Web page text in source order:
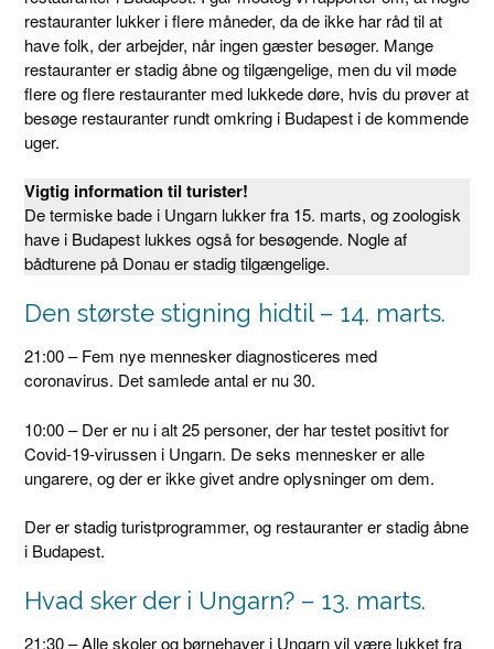
restauranter lukker i flere måneder, da de ikke har råd til at
have folk, der arbejder, når ingen gæster besøger. Mange
restauranter er stadig åbne og tilgængelige, men du vil møde
flere og flere restauranter med lukkede døre, hvis du prøver at
besøge restauranter rundt omkring i Budapest i de kommende
uger.
Vigtig information til turister!
De termiske bade i Ungarn lukker fra 15. marts, og zoologisk
have i Budapest lukkes også for besøgende. Nogle af
bådturene på Donau er stadig tilgængelige.
Den største stigning hidtil – 14. marts.
21:00 – Fem nye mennesker diagnosticeres med
coronavirus. Det samlede antal er nu 30.
10:00 – Der er nu i alt 25 personer, der har testet positivt for
Covid-19-virussen i Ungarn. De seks mennesker er alle
ungarere, og der er ikke givet andre oplysninger om dem.
Der er stadig turistprogrammer, og restauranter er stadig åbne
i Budapest.
Hvad sker der i Ungarn? – 13. marts.
21:30 – Alle skoler og børnehaver i Ungarn vil være lukket fra